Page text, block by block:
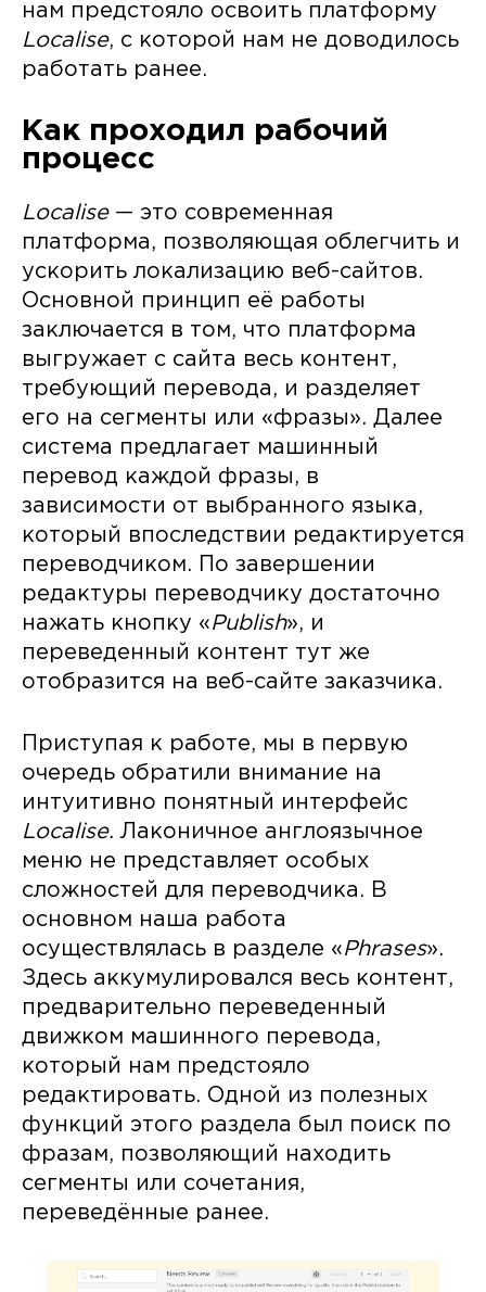
нам предстояло освоить платформу
Localise, с которой нам не доводилось
работать ранее.
Как проходил рабочий
процесс
Localise— это современная
платформа, позволяющая облегчить и
ускорить локализацию веб-сайтов.
Основной принцип её работы
заключается в том, что платформа
выгружает с сайта весь контент,
требующий перевода, и разделяет
его на сегменты или «фразы». Далее
система предлагает машинный
перевод каждой фразы, в
зависимости от выбранного языка,
который впоследствии редактируется
переводчиком. По завершении
редактуры переводчику достаточно
нажать кнопку «Publish», и
переведенный контент тут же
отобразится на веб-сайте заказчика.
Приступая к работе, мы в первую
очередь обратили внимание на
интуитивно понятный интерфейс
Localise. Лаконичное англоязычное
меню не представляет особых
сложностей для переводчика. В
основном наша работа
осуществлялась в разделе «Phrases».
Здесь аккумулировался весь контент,
предварительно переведенный
движком машинного перевода,
который нам предстояло
редактировать. Одной из полезных
функций этого раздела был поиск по
фразам, позволяющий находить
сегменты или сочетания,
переведённые ранее.